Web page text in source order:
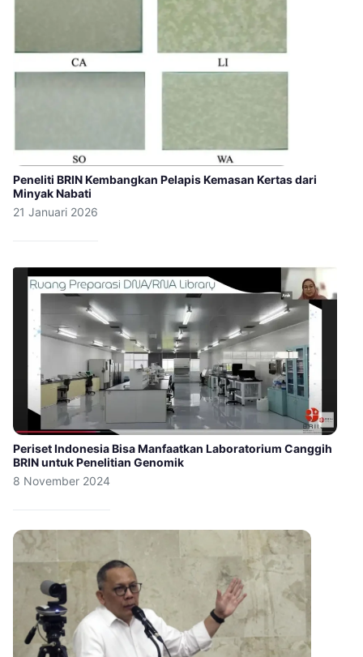
Peneliti BRIN Kembangkan Pelapis Kemasan Kertas dari
Minyak Nabati
21 Januari 2026
Periset Indonesia Bisa Manfaatkan Laboratorium Canggih
BRIN untuk Penelitian Genomik
8 November 2024